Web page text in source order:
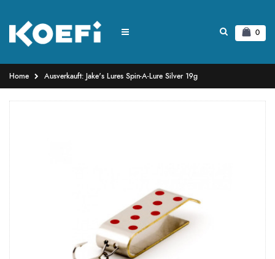
0
Home Ausverkauft: Jake's Lures Spin-A-Lure Silver 19g